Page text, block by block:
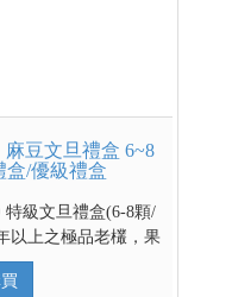
麻豆文旦禮盒 6~8
盒/優級禮盒
特級文旦禮盒(6-8顆/
以上之極品老欉，果
10 至 12 度以上，
優級文旦禮盒(6-8顆/